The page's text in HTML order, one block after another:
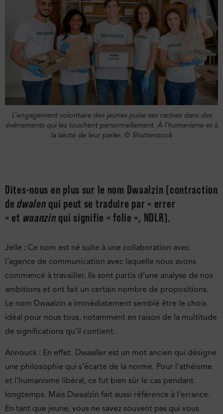
L’engagement volontaire des jeunes puise ses racines dans des
évènements qui les touchent personnellement. À l’humanisme et à
la laïcité de leur parler. © Shutterstock
Dites-nous en plus sur le nom Dwaalzin (contraction
dedwalen qui peut se traduire par « errer
» et waanzin qui signifie « folie », NDLR).
Jelle : Ce nom est né suite à une collaboration avec
l’agence de communication avec laquelle nous avons
commencé à travailler. Ils sont partis d’une analyse de nos
ambitions et ont fait un certain nombre de propositions.
Le nom Dwaalzin a immédiatement semblé être le choix
idéal pour nous tous, notamment en raison de la multitude
de significations qu’il contient.
Annouck : En effet. Dwaaller est un mot ancien qui désigne
une philosophie qui s’écarte de la norme. Pour l’athéisme
et l’humanisme libéral, ce fut bien sûr le cas pendant
longtemps. Mais Dwaalzin fait aussi référence à l’errance.
En tant que jeune, vous ne savez souvent pas qui vous